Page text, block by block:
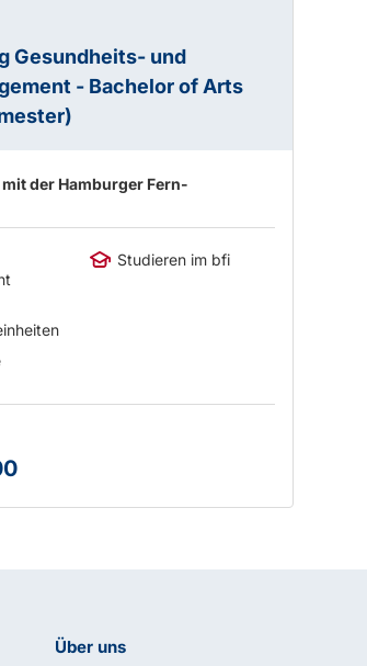
Gesundheits- und
- Bachelor of Arts
der Hamburger Fern-
Studieren im bfi
Über uns